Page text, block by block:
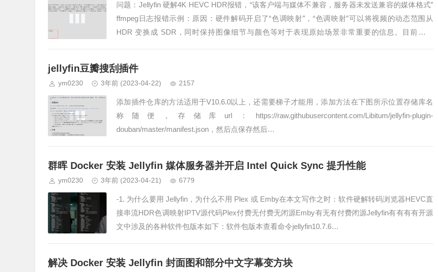
问题：Jellyfin 硬解4K HEVC HDR报错，“该客户端与媒体不兼容，服务器未发送兼容的媒体格式”
ffmpeg日志报错示例：原因：硬件解码开启了“色调映射”，“色调映射”可以将视频的动态范围从
HDR 变换成 SDR，同时保持图像细节与颜色等对于表现原始场景非常重要的信息。目前仅对
jellyfin豆瓣搜刮插件
ym0230 3年前 (2023-04-22) 2157
添加插件仓库的方法适用于V10.6.0以上，还需要梯子才能用，添加方法在下图所示位置存储库名
称随便，存储库url：https://raw.githubusercontent.com/Libitum/jellyfin-plugin-
douban/master/manifest.json，然后点保存然后…
群晖 Docker 安装 Jellyfin 媒体服务器并开启 Intel Quick Sync 提升性能
ym0230 3年前 (2023-04-21) 6779
-1. 为什么要用 Jellyfin，为什么不用 Plex 或 Emby在本文写作之时：软件硬解转码浏览器HEVC直
接串流HDR色调映射IPTV源代码Plex付费无付费无闭源Emby有无有付费闭源Jellyfin有有有有开源
文中涉及的各种软件包版本如下：软件包版本查看命令jellyfin10.7.6…
解决 Docker 安装 Jellyfin 封面图和部分中文字幕变方块